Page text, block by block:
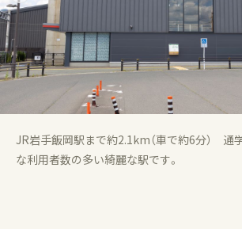
JR岩手飯岡駅まで約2.1km（車で約6分） 通
な利用者数の多い綺麗な駅です。